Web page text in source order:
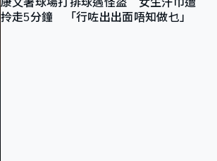
拎走5分鐘 「行咗出出面唔知做乜」